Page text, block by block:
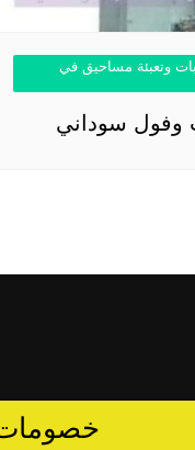
وتعبئة مساحيق في
وفول سوداني
خصومات تصل الى 40 %...